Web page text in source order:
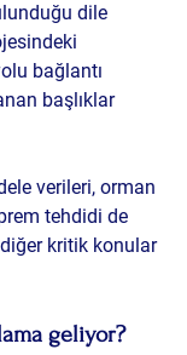
dile
bağlantı
başlıklar
verileri, orman
tehdidi de
kritik konular
geliyor?